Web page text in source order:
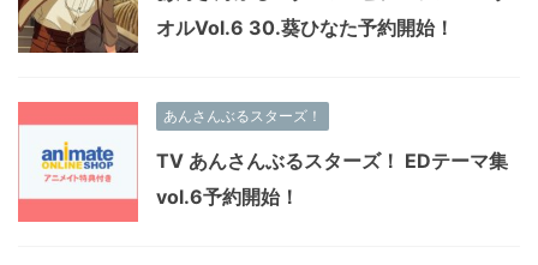
オルVol.6 30.葵ひなた予約開始！
あんさんぶるスターズ！
TV あんさんぶるスターズ！ EDテーマ集
vol.6予約開始！